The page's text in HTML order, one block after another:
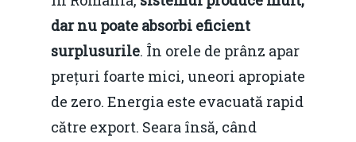
dar nu poate absorbi eficient
surplusurile. În orele de prânz apar
prețuri foarte mici, uneori apropiate
de zero. Energia este evacuată rapid
către export. Seara însă, când